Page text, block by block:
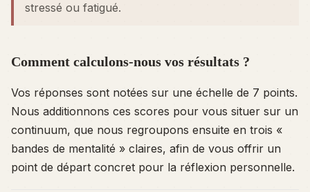
stressé ou fatigué.
Comment calculons-nous vos résultats ?
Vos réponses sont notées sur une échelle de 7 points.
Nous additionnons ces scores pour vous situer sur un
continuum, que nous regroupons ensuite en trois «
bandes de mentalité » claires, afin de vous offrir un
point de départ concret pour la réflexion personnelle.